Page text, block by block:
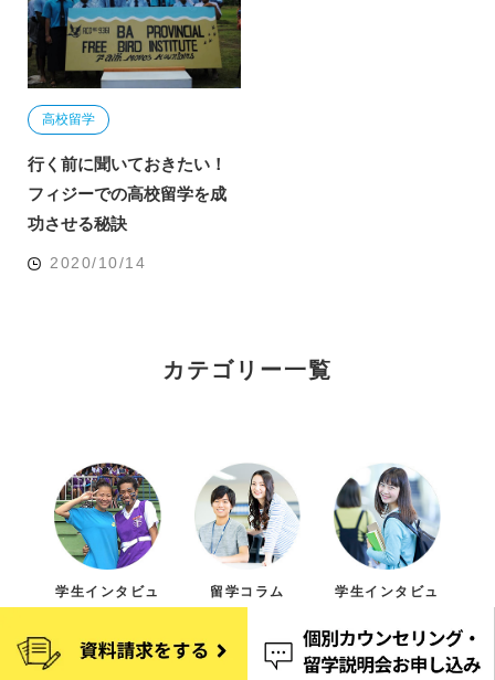
高校留学
行く前に聞いておきたい！
フィジーでの高校留学を成
功させる秘訣
2020/10/14
カテゴリー一覧
学生インタビュ
留学コラム
学生インタビュ